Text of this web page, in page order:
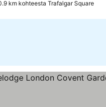
km kohteesta Trafalgar Square